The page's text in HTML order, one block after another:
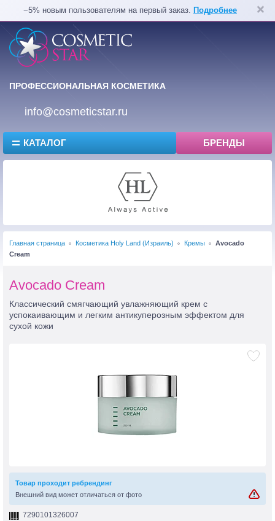
−5% новым пользователям на первый заказ. Подробнее
ПРОФЕССИОНАЛЬНАЯ КОСМЕТИКА
info@cosmeticstar.ru
КАТАЛОГ БРЕНДЫ
Главная страница Косметика Holy Land (Израиль) Кремы
Avocado
Cream
Avocado Cream
Классический смягчающий увлажняющий крем с
успокаивающим и легким антикуперозным эффектом для
сухой кожи
Товар проходит ребрендинг
Внешний вид может отличаться от фото
7290101326007